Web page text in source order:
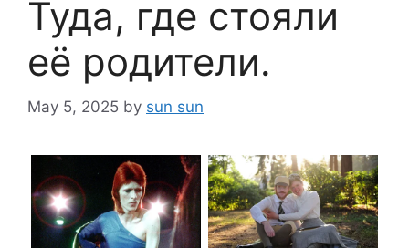
Туда, где стояли
её родители.
May 5, 2025 by sun sun